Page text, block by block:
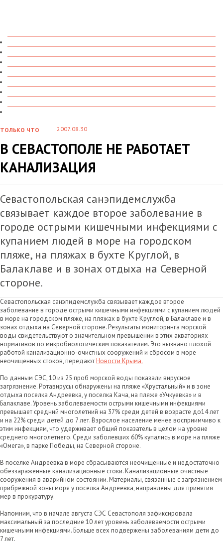
ТОЛЬКО ЧТО 2007.08.30
В СЕВАСТОПОЛЕ НЕ РАБОТАЕТ
КАНАЛИЗАЦИЯ
Севастопольская санэпидемслужба
связывает каждое второе заболевание в
городе острыми кишечными инфекциями с
купанием людей в море на городском
пляже, на пляжах в бухте Круглой, в
Балаклаве и в зонах отдыха на Северной
стороне.
Севастопольская санэпидемслужба связывает каждое второе
заболевание в городе острыми кишечными инфекциями с купанием людей
в море на городском пляже, на пляжах в бухте Круглой, в Балаклаве и в
зонах отдыха на Северной стороне. Результаты мониторинга морской
воды свидетельствуют о значительном превышении в этих акваториях
нормативов по микробиологическим показателям. Это вызвано плохой
работой канализационно-очистных сооружений и сбросом в море
неочищенных стоков, передаютНовости Крыма.
По данным СЭС, 10 из 25 проб морской воды показали вирусное
загрязнение. Ротавирусы обнаружены на пляже «Хрустальный» и в зоне
отдыха поселка Андреевка, у поселка Кача, на пляже «Учкуевка» и в
Балаклаве. Уровень заболеваемости острыми кишечными инфекциями
превышает средний многолетний на 37% среди детей в возрасте до14 лет
и на 22% среди детей до 7 лет. Взрослое население менее восприимчиво к
этим инфекциям, что удерживает общий показатель в целом на уровне
среднего многолетнего. Среди заболевших 60% купались в море на пляже
«Омега», в парке Победы, на Северной стороне.
В поселке Андреевка в море сбрасываются неочищенные и недостаточно
обеззараженные канализационные стоки. Канализационные очистные
сооружения в аварийном состоянии. Материалы, связанные с загрязнением
прибрежной зоны моря у поселка Андреевка, направлены для принятия
мер в прокуратуру.
Напомним, что в начале августа СЭС Севастополя зафиксировала
максимальный за последние 10 лет уровень заболеваемости острыми
кишечными инфекциями. Больше всех подвержены заболеваниям дети до
7 лет.